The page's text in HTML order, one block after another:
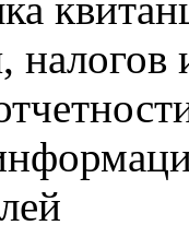
налогов